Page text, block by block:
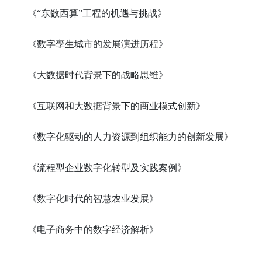
《“东数西算”工程的机遇与挑战》
《数字孪生城市的发展演进历程》
《大数据时代背景下的战略思维》
《互联网和大数据背景下的商业模式创新》
《数字化驱动的人力资源到组织能力的创新发展》
《流程型企业数字化转型及实践案例》
《数字化时代的智慧农业发展》
《电子商务中的数字经济解析》